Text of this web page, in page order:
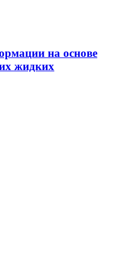
на основе
жидких